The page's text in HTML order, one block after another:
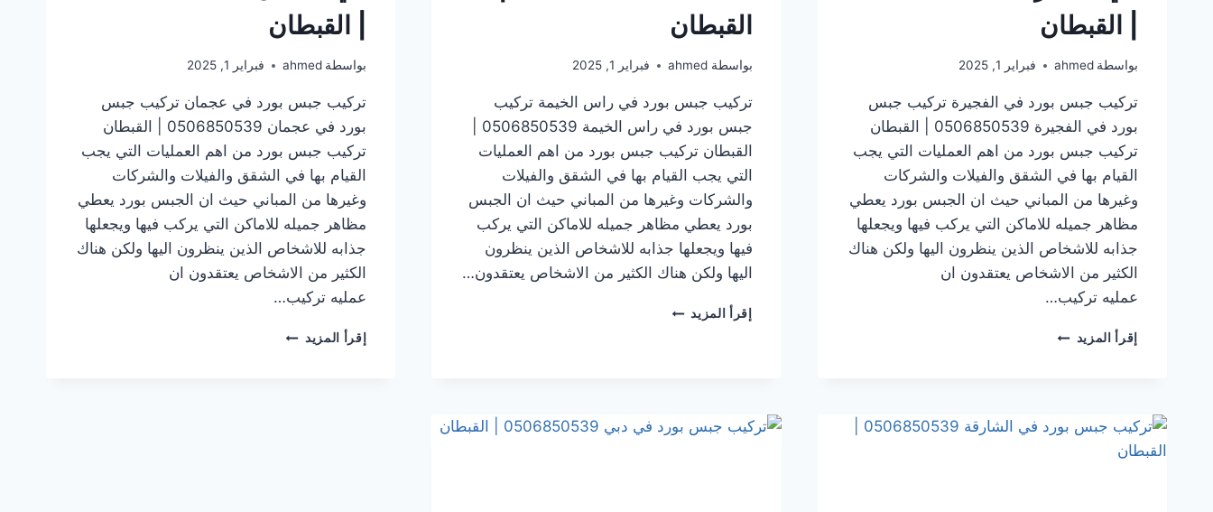
| القبطان
بواسطة ahmed فبراير 1, 2025
تركيب جبس بورد في الفجيرة تركيب جبس
بورد في الفجيرة 0506850539 | القبطان
تركيب جبس بورد من اهم العمليات التي يجب
القيام بها في الشقق والفيلات والشركات
وغيرها من المباني حيث ان الجبس بورد يعطي
مظاهر جميله للاماكن التي يركب فيها ويجعلها
جذابه للاشخاص الذين ينظرون اليها ولكن هناك
الكثير من الاشخاص يعتقدون ان
عمليه تركيب…
إقرأ المزيد تركيب
|
القبطان
بواسطة ahmed فبراير 1, 2025
تركيب جبس بورد في راس الخيمة تركيب
القبطان تركيب جبس بورد من اهم العمليات
التي يجب القيام بها في الشقق والفيلات
والشركات وغيرها من المباني حيث ان الجبس
بورد يعطي مظاهر جميله للاماكن التي يركب
فيها ويجعلها جذابه للاشخاص الذين ينظرون
اليها ولكن هناك الكثير من الاشخاص يعتقدون…
إقرأ المزيد تركيب
| القبطان
بواسطة ahmed فبراير 1, 2025
تركيب جبس بورد في عجمان تركيب جبس
بورد في عجمان 0506850539 | القبطان
تركيب جبس بورد من اهم العمليات التي يجب
القيام بها في الشقق والفيلات والشركات
وغيرها من المباني حيث ان الجبس بورد يعطي
مظاهر جميله للاماكن التي يركب فيها ويجعلها
جذابه للاشخاص الذين ينظرون اليها ولكن هناك
الكثير من الاشخاص يعتقدون ان
عمليه تركيب…
إقرأ المزيد تركيب